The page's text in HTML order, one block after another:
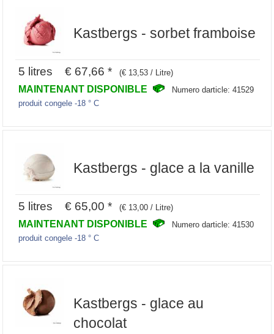
Kastbergs - sorbet framboise
5 litres € 67,66 * (€ 13,53 / Litre)
MAINTENANT DISPONIBLE
Numero darticle: 41529
produit congele -18 ° C
Kastbergs - glace a la vanille
5 litres € 65,00 * (€ 13,00 / Litre)
MAINTENANT DISPONIBLE
Numero darticle: 41530
produit congele -18 ° C
Kastbergs - glace au
chocolat